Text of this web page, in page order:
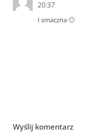
20:37
I smaczna 🙂
Wyślij komentarz